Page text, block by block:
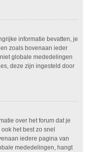
informatie bevatten, je
zoals bovenaan ieder
globale mededelingen
deze zijn ingesteld door
over het forum dat je
het best zo snel
iedere pagina van
mededelingen, hangt